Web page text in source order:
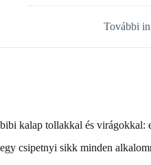
További
bibi kalap tollakkal és virágokkal:
egy csipetnyi sikk minden